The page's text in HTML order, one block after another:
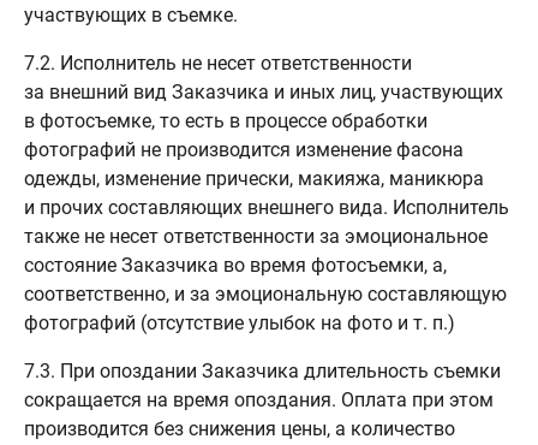
участвующих в съемке.
7.2. Исполнитель не несет ответственности
за внешний вид Заказчика и иных лиц, участвующих
в фотосъемке, то есть в процессе обработки
фотографий не производится изменение фасона
одежды, изменение прически, макияжа, маникюра
и прочих составляющих внешнего вида. Исполнитель
также не несет ответственности за эмоциональное
состояние Заказчика во время фотосъемки, а,
соответственно, и за эмоциональную составляющую
фотографий (отсутствие улыбок на фото и т. п.)
7.3. При опоздании Заказчика длительность съемки
сокращается на время опоздания. Оплата при этом
производится без снижения цены, а количество